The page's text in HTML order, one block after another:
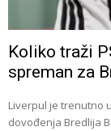
Koliko traži
spreman za
Liverpul je trenutno
dovođenja Bredlija